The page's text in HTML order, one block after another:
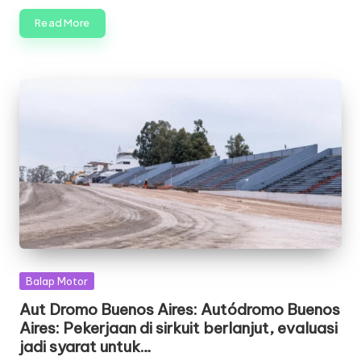
Read More
Posted
Balap Motor
Aut Dromo Buenos Aires: Autódromo Buenos
Aires: Pekerjaan di sirkuit berlanjut, evaluasi
jadi syarat untuk…